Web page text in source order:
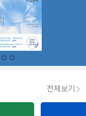
전체보기